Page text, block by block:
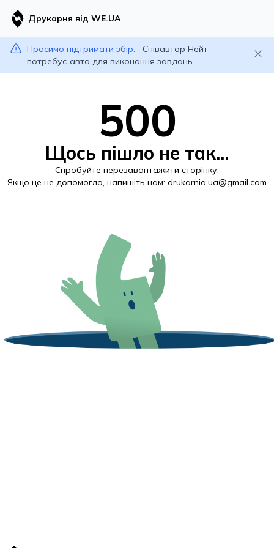
Друкарня від WE.UA
Просимо підтримати збір:
Співавтор Нейт
потребує авто для виконання завдань
500
Щось пішло не так...
Спробуйте перезавантажити сторінку.
Якщо це не допомогло, напишіть нам: drukarnia.ua@gmail.com